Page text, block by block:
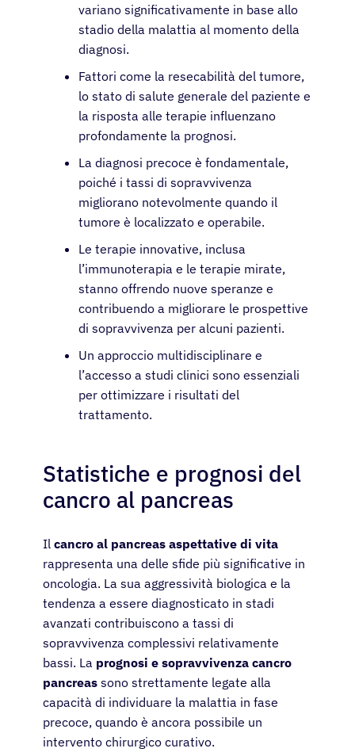
variano significativamente in base allo
stadio della malattia al momento della
diagnosi.
Fattori come la resecabilità del tumore,
lo stato di salute generale del paziente e
la risposta alle terapie influenzano
profondamente la prognosi.
La diagnosi precoce è fondamentale,
poiché i tassi di sopravvivenza
migliorano notevolmente quando il
tumore è localizzato e operabile.
Le terapie innovative, inclusa
l’immunoterapia e le terapie mirate,
stanno offrendo nuove speranze e
contribuendo a migliorare le prospettive
di sopravvivenza per alcuni pazienti.
Un approccio multidisciplinare e
l’accesso a studi clinici sono essenziali
per ottimizzare i risultati del
trattamento.
Statistiche e prognosi del
cancro al pancreas
Il cancro al pancreas aspettative di vita
rappresenta una delle sfide più significative in
oncologia. La sua aggressività biologica e la
tendenza a essere diagnosticato in stadi
avanzati contribuiscono a tassi di
sopravvivenza complessivi relativamente
bassi. La prognosi e sopravvivenza cancro
pancreas sono strettamente legate alla
capacità di individuare la malattia in fase
precoce, quando è ancora possibile un
intervento chirurgico curativo.